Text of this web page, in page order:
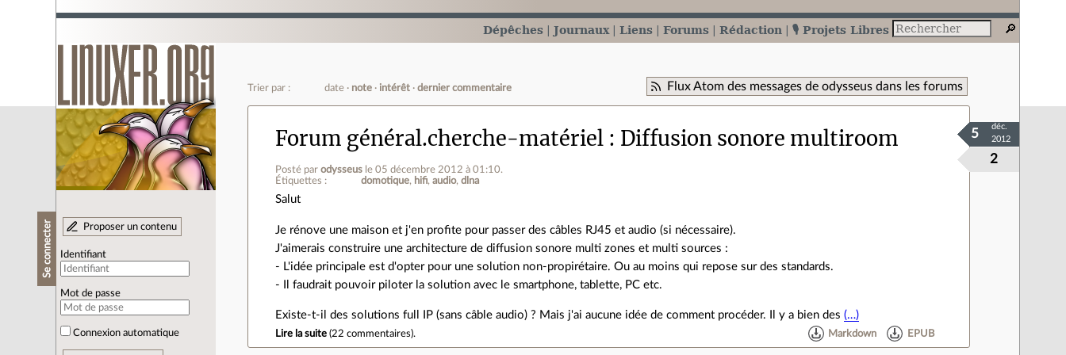
Dépêches Journaux Liens Forums Rédaction 🎙️ Projets Libres
Se connecter Proposer un contenu
Identifiant
Mot de passe
Connexion automatique
Flux Atom des messages de odysseus dans les forums
Trier par : date note intérêt dernier commentaire
Forum général.cherche-matériel Diffusion sonore multiroom
Posté parodysseus le 05 décembre 2012 à 01:10.
Étiquettes :
domotique hifi audio dlna
2
5
déc.
2012
Salut
Je rénove une maison et j'en profite pour passer des câbles RJ45 et audio (si nécessaire).
J'aimerais construire une architecture de diffusion sonore multi zones et multi sources :
- L'idée principale est d'opter pour une solution non-propirétaire. Ou au moins qui repose sur des standards.
- Il faudrait pouvoir piloter la solution avec le smartphone, tablette, PC etc.
Existe-t-il des solutions full IP (sans câble audio) ? Mais j'ai aucune idée de comment procéder. Il y a bien des(…)
Lire la suite (22 commentaires). Markdown EPUB